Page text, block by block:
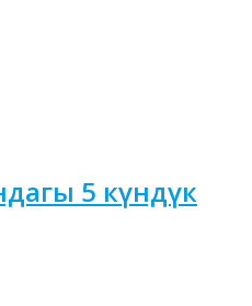
5 күндүк